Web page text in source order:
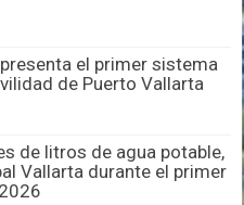
el primer sistema
de Puerto Vallarta
de litros de agua potable,
Vallarta durante el primer